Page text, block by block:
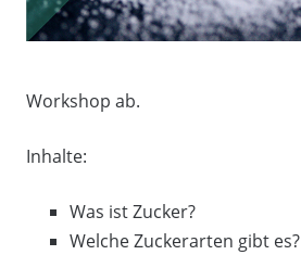
Workshop ab.
Inhalte:
Was ist Zucker?
Welche Zuckerarten gibt es?